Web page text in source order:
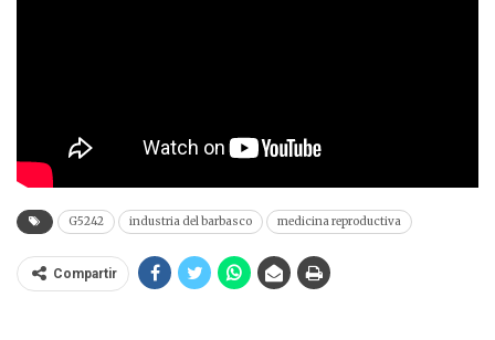
G5242 industria del barbasco medicina reproductiva
Compartir